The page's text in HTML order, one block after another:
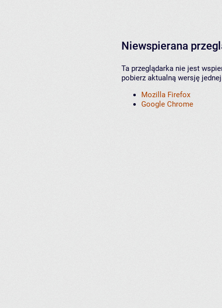
Niewspierana
Ta przeglądarka nie jest
pobierz aktualną wersję
Mozilla Firefox
Google Chrome